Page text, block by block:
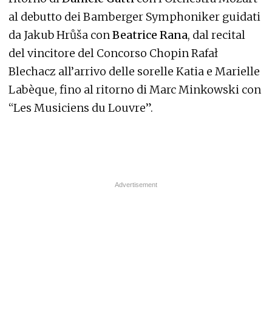
al debutto dei Bamberger Symphoniker guidati
da Jakub Hrůša con Beatrice Rana, dal recital
del vincitore del Concorso Chopin Rafał
Blechacz all’arrivo delle sorelle Katia e Marielle
Labèque, fino al ritorno di Marc Minkowski con
“Les Musiciens du Louvre”.